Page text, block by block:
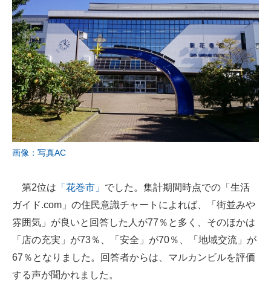
画像：写真AC
第2位は 「花巻市」 でした。集計期間時点での「生活
ガイド.com」の住民意識チャートによれば、「街並みや
雰囲気」が良いと回答した人が77％と多く、そのほかは
「店の充実」が73％、「安全」が70％、「地域交流」が
67％となりました。回答者からは、マルカンビルを評価
する声が聞かれました。